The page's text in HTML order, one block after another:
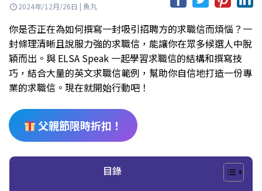
2024年/12月/26日 | 魚丸
你是否正在為如何撰寫一封吸引招聘方的求職信而煩惱？一
封條理清晰且說服力強的求職信，能讓你在眾多候選人中脫
穎而出。與 ELSA Speak 一起學習求職信的結構和撰寫技
巧，結合大量的英文求職信範例，幫助你自信地打造一份專
業的求職信。現在就開始行動吧！
父親節限時折扣！
目錄